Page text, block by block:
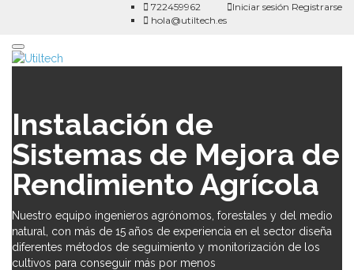
Iniciar sesión Registrarse
722459962
hola@utiltech.es
Toggle
navigation
Instalación de
Sistemas de Mejora de
Rendimiento Agrícola
Nuestro equipo ingenieros agrónomos, forestales y del medio
natural, con más de 15 años de experiencia en el sector diseña
diferentes métodos de seguimiento y monitorización de los
cultivos para conseguir más por menos